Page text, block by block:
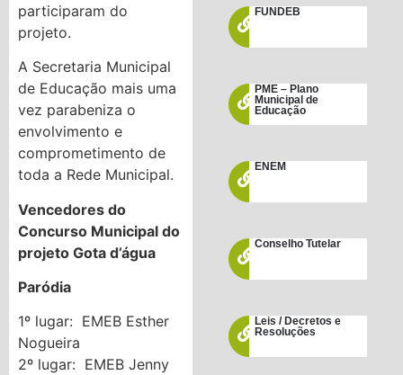
participaram do
projeto.
A Secretaria Municipal
de Educação mais uma
vez parabeniza o
envolvimento e
comprometimento de
toda a Rede Municipal.
Vencedores do
Concurso Municipal do
projeto Gota d’água
Paródia
1º lugar: EMEB Esther
Nogueira
2º lugar: EMEB Jenny
FUNDEB
PME – Plano
Municipal de
Educação
ENEM
Conselho Tutelar
Leis / Decretos e
Resoluções